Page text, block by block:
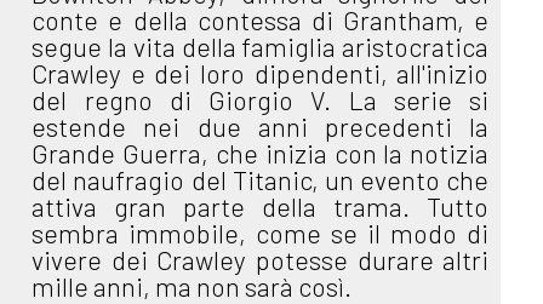
conte e della contessa di Grantham, e
segue la vita della famiglia aristocratica
Crawley e dei loro dipendenti, all'inizio
del regno di Giorgio V. La serie si
estende nei due anni precedenti la
Grande Guerra, che inizia con la notizia
del naufragio del Titanic, un evento che
attiva gran parte della trama. Tutto
sembra immobile, come se il modo di
vivere dei Crawley potesse durare altri
mille anni, ma non sarà così.